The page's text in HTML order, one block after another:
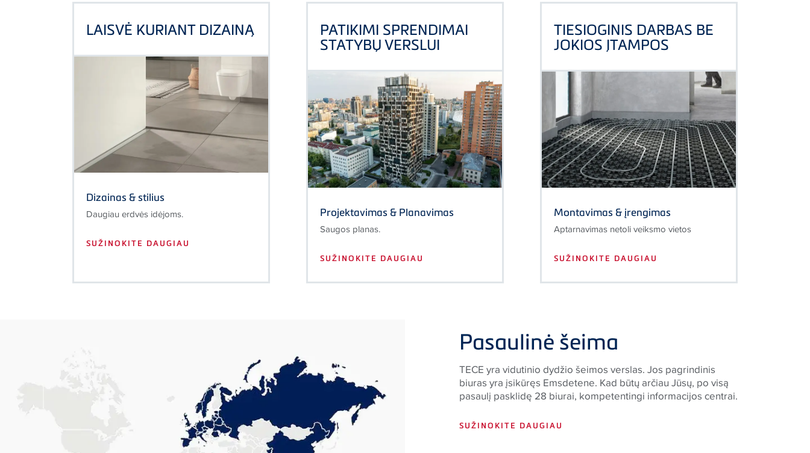
LAISVĖ KURIANT DIZAINĄ
Dizainas & stilius
Daugiau erdvės idėjoms.
SUŽINOKITE DAUGIAU
PATIKIMI SPRENDIMAI
STATYBŲ VERSLUI
Projektavimas & Planavimas
Saugos planas.
SUŽINOKITE DAUGIAU
TIESIOGINIS DARBAS BE
JOKIOS ĮTAMPOS
Montavimas & įrengimas
Aptarnavimas netoli veiksmo vietos
SUŽINOKITE DAUGIAU
Pasaulinė šeima
TECE yra vidutinio dydžio šeimos verslas. Jos pagrindinis
biuras yra įsikūręs Emsdetene. Kad būtų arčiau Jūsų, po visą
pasaulį pasklidę 28 biurai, kompetentingi informacijos centrai.
SUŽINOKITE DAUGIAU